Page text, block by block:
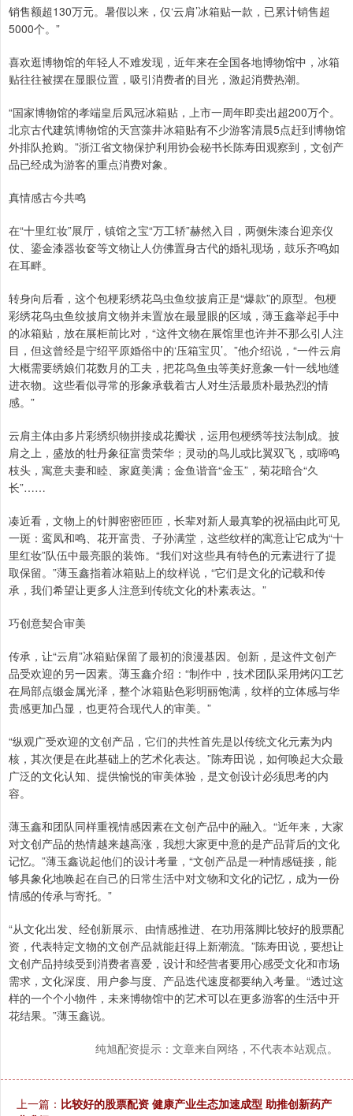
销售额超130万元。暑假以来，仅‘云肩’冰箱贴一款，已累计销售超
5000个。”
喜欢逛博物馆的年轻人不难发现，近年来在全国各地博物馆中，冰箱
贴往往被摆在显眼位置，吸引消费者的目光，激起消费热潮。
“国家博物馆的孝端皇后凤冠冰箱贴，上市一周年即卖出超200万个。
北京古代建筑博物馆的天宫藻井冰箱贴有不少游客清晨5点赶到博物馆
外排队抢购。”浙江省文物保护利用协会秘书长陈寿田观察到，文创产
品已经成为游客的重点消费对象。
真情感古今共鸣
在“十里红妆”展厅，镇馆之宝“万工轿”赫然入目，两侧朱漆台迎亲仪
仗、鎏金漆器妆奁等文物让人仿佛置身古代的婚礼现场，鼓乐齐鸣如
在耳畔。
转身向后看，这个包梗彩绣花鸟虫鱼纹披肩正是“爆款”的原型。包梗
彩绣花鸟虫鱼纹披肩文物并未置放在最显眼的区域，薄玉鑫举起手中
的冰箱贴，放在展柜前比对，“这件文物在展馆里也许并不那么引人注
目，但这曾经是宁绍平原婚俗中的‘压箱宝贝’。”他介绍说，“一件云肩
大概需要绣娘们花数月的工夫，把花鸟鱼虫等美好意象一针一线地缝
进衣物。这些看似寻常的形象承载着古人对生活最质朴最热烈的情
感。”
云肩主体由多片彩绣织物拼接成花瓣状，运用包梗绣等技法制成。披
肩之上，盛放的牡丹象征富贵荣华；灵动的鸟儿或比翼双飞，或啼鸣
枝头，寓意夫妻和睦、家庭美满；金鱼谐音“金玉”，菊花暗合“久
长”……
凑近看，文物上的针脚密密匝匝，长辈对新人最真挚的祝福由此可见
一斑：鸾凤和鸣、花开富贵、子孙满堂，这些纹样的寓意让它成为“十
里红妆”队伍中最亮眼的装饰。“我们对这些具有特色的元素进行了提
取保留。”薄玉鑫指着冰箱贴上的纹样说，“它们是文化的记载和传
承，我们希望让更多人注意到传统文化的朴素表达。”
巧创意契合审美
传承，让“云肩”冰箱贴保留了最初的浪漫基因。创新，是这件文创产
品受欢迎的另一因素。薄玉鑫介绍：“制作中，技术团队采用烤闪工艺
在局部点缀金属光泽，整个冰箱贴色彩明丽饱满，纹样的立体感与华
贵感更加凸显，也更符合现代人的审美。”
“纵观广受欢迎的文创产品，它们的共性首先是以传统文化元素为内
核，其次便是在此基础上的艺术化表达。”陈寿田说，如何唤起大众最
广泛的文化认知、提供愉悦的审美体验，是文创设计必须思考的内
容。
薄玉鑫和团队同样重视情感因素在文创产品中的融入。“近年来，大家
对文创产品的热情越来越高涨，我想大家更中意的是产品背后的文化
记忆。”薄玉鑫说起他们的设计考量，“文创产品是一种情感链接，能
够具象化地唤起在自己的日常生活中对文物和文化的记忆，成为一份
情感的传承与寄托。”
“从文化出发、经创新展示、由情感推进、在功用落脚比较好的股票配
资，代表特定文物的文创产品就能赶得上新潮流。”陈寿田说，要想让
文创产品持续受到消费者喜爱，设计和经营者要用心感受文化和市场
需求，文化深度、用户参与度、产品迭代速度都要纳入考量。“透过这
样的一个个小物件，未来博物馆中的艺术可以在更多游客的生活中开
花结果。”薄玉鑫说。
纯旭配资提示：文章来自网络，不代表本站观点。
上一篇： 比较好的股票配资 健康产业生态加速成型 助推创新药产